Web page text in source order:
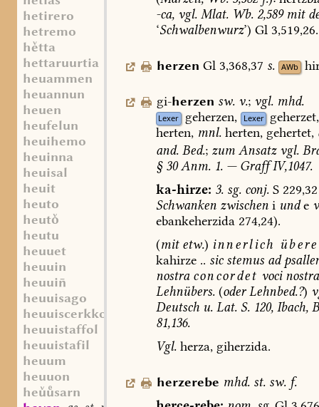
hetirero
hetremo
htta
hettaruurtia
heuammen
heuannun
heuen
heufelun
heuihemo
heuinna
heuisal
heuit
heuto
heut
heutu
heuuet
heuuin
heuui
heuuisago
heuuiscerkko
heuuistaffol
heuuistafil
heuum
heuuon
hesarn
-ca,vgl. Mlat.Wb.2,589mit
‘Schwalbenwurz’) Gl3,519,26.
herzen Gl 3,368,37 s. AWb
gi-herzen sw. v.; vgl. mhd.
Lexer geherzen, Lexer geherzet,
herten, mnl.herten,gehertet,
and.Bed.; zumAnsatzvgl.
§30Anm.1.—Graff IV,1047.
ka-hirze: 3.sg.conj.S229,32
Schwanken zwischeni unde
ebankeherzida274,24).
(mitetw.) innerlich
kahirze.. sicstemusad
nostra concordet voci
Lehnübers.(oderLehnbed.?)
Deutschu.Lat.S.120,Ibach,
81,136.
Vgl.herza,giherzida.
herzerebe mhd. st. sw. f.